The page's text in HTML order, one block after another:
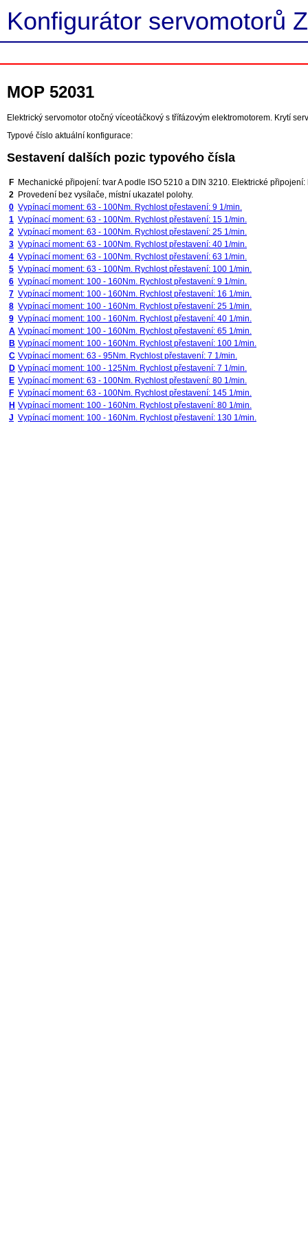
Konfigurátor servomotorů
MOP 52031
Elektrický servomotor otočný víceotáčkový s třífázovým elektromotorem. Krytí
Typové číslo aktuální konfigurace:
Sestavení dalších pozic typového čísla
F Mechanické připojení: tvar A podle ISO 5210 a DIN 3210. Elektrické připojení:
2 Provedení bez vysílače, místní ukazatel polohy.
0 Vypínací moment: 63 - 100Nm. Rychlost přestavení: 9 1/min.
1 Vypínací moment: 63 - 100Nm. Rychlost přestavení: 15 1/min.
2 Vypínací moment: 63 - 100Nm. Rychlost přestavení: 25 1/min.
3 Vypínací moment: 63 - 100Nm. Rychlost přestavení: 40 1/min.
4 Vypínací moment: 63 - 100Nm. Rychlost přestavení: 63 1/min.
5 Vypínací moment: 63 - 100Nm. Rychlost přestavení: 100 1/min.
6 Vypínací moment: 100 - 160Nm. Rychlost přestavení: 9 1/min.
7 Vypínací moment: 100 - 160Nm. Rychlost přestavení: 16 1/min.
8 Vypínací moment: 100 - 160Nm. Rychlost přestavení: 25 1/min.
9 Vypínací moment: 100 - 160Nm. Rychlost přestavení: 40 1/min.
A Vypínací moment: 100 - 160Nm. Rychlost přestavení: 65 1/min.
B Vypínací moment: 100 - 160Nm. Rychlost přestavení: 100 1/min.
C Vypínací moment: 63 - 95Nm. Rychlost přestavení: 7 1/min.
D Vypínací moment: 100 - 125Nm. Rychlost přestavení: 7 1/min.
E Vypínací moment: 63 - 100Nm. Rychlost přestavení: 80 1/min.
F Vypínací moment: 63 - 100Nm. Rychlost přestavení: 145 1/min.
H Vypínací moment: 100 - 160Nm. Rychlost přestavení: 80 1/min.
J Vypínací moment: 100 - 160Nm. Rychlost přestavení: 130 1/min.